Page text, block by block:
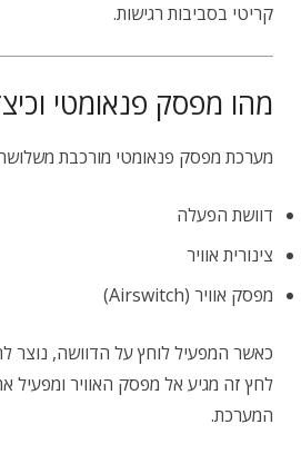
קריטי בסביבות רגישות.
מהו מפסק פנאומטי
מערכת מפסק פנאומטי מורכבת משלושה
דוושת הפעלה
צינורית אוויר
מפסק אוויר (Airswitch)
כאשר המפעיל לוחץ על הדוושה, נוצר
לחץ זה מגיע אל מפסק האוויר ומפעיל
המערכת.